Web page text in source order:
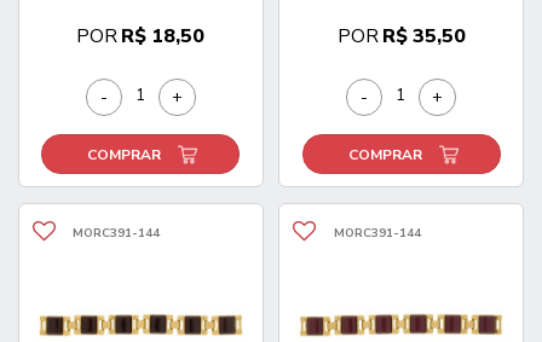
PORR$ 18,50
- +
COMPRAR
PORR$ 35,50
- +
COMPRAR
MORC391-144 MORC391-144